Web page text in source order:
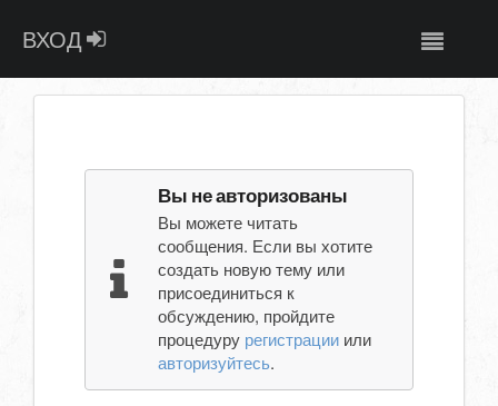
ВХОД
Вы не авторизованы
Вы можете читать
сообщения. Если вы хотите
создать новую тему или
присоединиться к
обсуждению, пройдите
процедуру регистрацииили
авторизуйтесь.